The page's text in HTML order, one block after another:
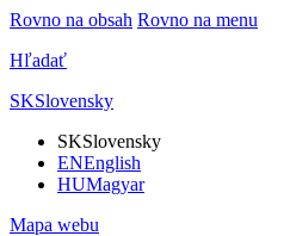
Rovno na obsah Rovno na menu
Hľadať
SKSlovensky
SKSlovensky
ENEnglish
HUMagyar
Mapa webu